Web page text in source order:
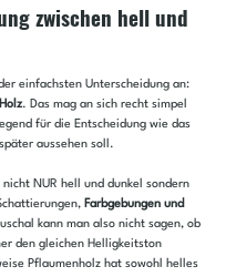
zwischen hell und
einfachsten Unterscheidung an:
. Das mag an sich recht simpel
für die Entscheidung wie das
aussehen soll.
NUR hell und dunkel sondern
Farbgebungen und
kann man also nicht sagen, ob
den gleichen Helligkeitston
Pflaumenholz hat sowohl helles